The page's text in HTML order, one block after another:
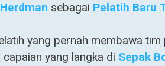
sebagai Pelatih Baru
yang pernah membawa
yang langka di Sepak